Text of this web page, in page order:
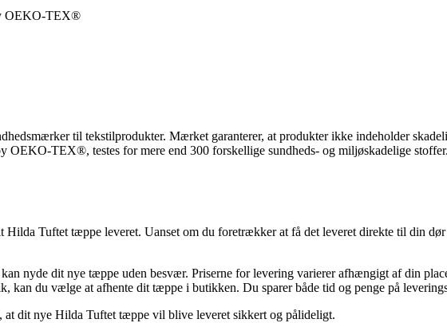
OEKO-TEX®
til tekstilprodukter. Mærket garanterer, at produkter ikke indeholder
TEX®, testes for mere end 300 forskellige sundheds- og miljøskadelige
Tuftet tæppe leveret. Uanset om du foretrækker at få det leveret direkte til din
nyde dit nye tæppe uden besvær. Priserne for levering varierer afhængigt af din
du vælge at afhente dit tæppe i butikken. Du sparer både tid og penge på
dit nye Hilda Tuftet tæppe vil blive leveret sikkert og pålideligt.